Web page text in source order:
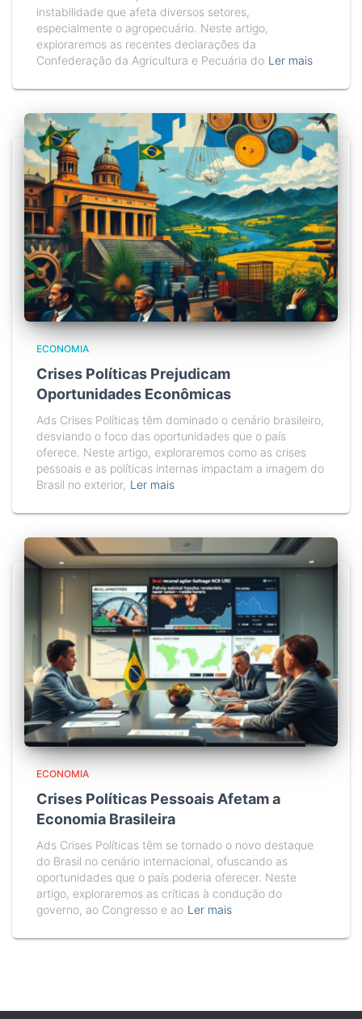
instabilidade que afeta diversos setores,
especialmente o agropecuário. Neste artigo,
exploraremos as recentes declarações da
Confederação da Agricultura e Pecuária do Ler mais
ECONOMIA
Crises Políticas Prejudicam
Oportunidades Econômicas
Ads Crises Políticas têm dominado o cenário brasileiro,
desviando o foco das oportunidades que o país
oferece. Neste artigo, exploraremos como as crises
pessoais e as políticas internas impactam a imagem do
Brasil no exterior, Ler mais
ECONOMIA
Crises Políticas Pessoais Afetam a
Economia Brasileira
Ads Crises Políticas têm se tornado o novo destaque
do Brasil no cenário internacional, ofuscando as
oportunidades que o país poderia oferecer. Neste
artigo, exploraremos as críticas à condução do
governo, ao Congresso e ao Ler mais